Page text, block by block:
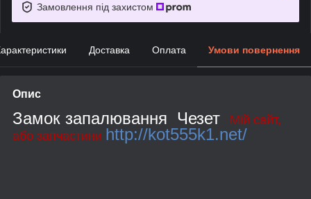
Замовлення під захистом
Доставка Оплата Умови повернення
Опис
Замок запалювання Чезет
Мій сайт,
або запчастини http://kot555k1.net/